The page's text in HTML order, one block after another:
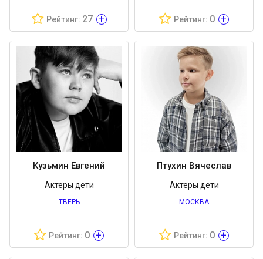
Рейтинг: 27 + Рейтинг: 0 +
Кузьмин Евгений
Актеры дети
ТВЕРЬ
Рейтинг: 0 +
Птухин Вячеслав
Актеры дети
МОСКВА
Рейтинг: 0 +